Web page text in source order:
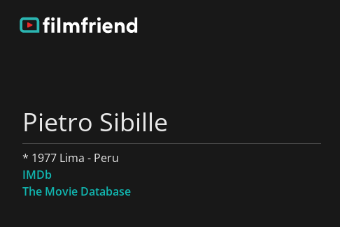
Pietro Sibille
* 1977 Lima - Peru
IMDb
The Movie Database